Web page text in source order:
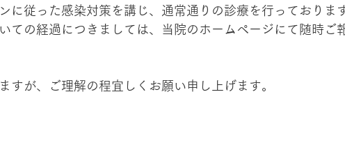
に従った感染対策を講じ、通常通りの診療を行っておりま
ての経過につきましては、当院のホームページにて随時ご
すが、ご理解の程宜しくお願い申し上げます。